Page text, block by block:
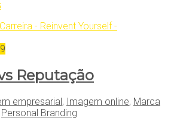
Reputação
empresarial, Imagem online, Marca
Personal Branding